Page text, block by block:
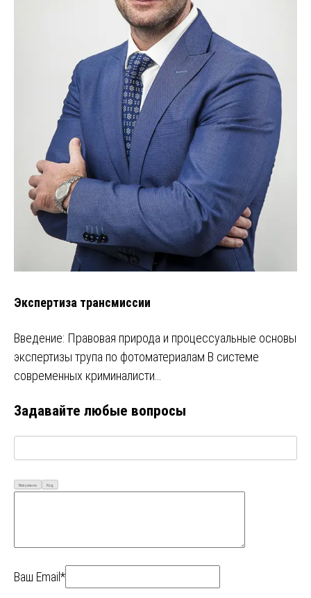
Экспертиза трансмиссии
Введение: Правовая природа и процессуальные основы
экспертизы трупа по фотоматериалам В системе
современных криминалисти…
Задавайте любые вопросы
Визуально Код
Ваш Email*